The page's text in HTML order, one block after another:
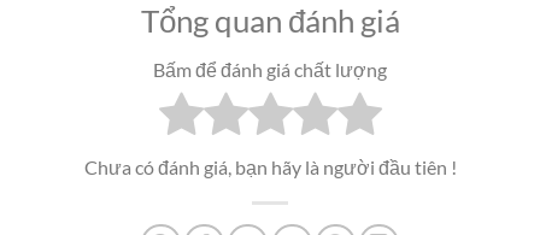
Tổng quan đánh giá
Bấm để đánh giá chất lượng
Chưa có đánh giá, bạn hãy là người đầu tiên !